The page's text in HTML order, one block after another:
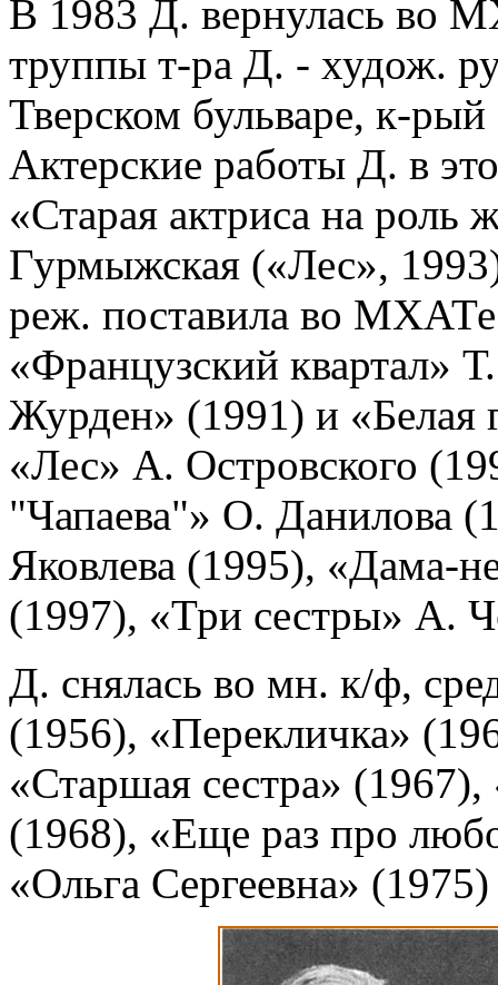
В 1983 Д. вернулась во
труппы т-ра Д. - худож.
Тверском бульваре, к-
Актерские работы Д. в
«Старая актриса на роль
Гурмыжская («Лес»,
реж. поставила во
«Французский квартал»
Журден» (1991) и «Белая
«Лес» А. Островского
"Чапаева"» О. Данилова
Яковлева (1995), «Дама-
(1997), «Три сестры» А.
Д. снялась во мн. к/ф,
(1956), «Перекличка»
«Старшая сестра»
(1968), «Еще раз про
«Ольга Сергеевна»